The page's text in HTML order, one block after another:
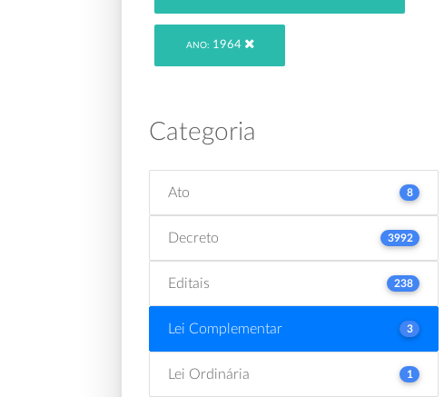
ANO: 1964
Categoria
Ato 8
Decreto 3992
Editais 238
Lei Complementar 3
Lei Ordinária 1